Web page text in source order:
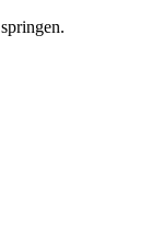
springen.